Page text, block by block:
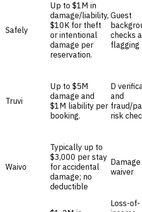
Safely
Up to $1M in
damage/liability,
$10K for theft
or intentional
damage per
reservation.
Guest
checks
flagging
Truvi
Up to $5M
damage and
$1M liability per
booking.
D
and
fraud/
risk
Waivo
Typically up to
$3,000 per stay
for accidental
damage; no
deductible
Damage
waiver
Loss-of-